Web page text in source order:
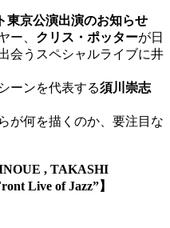
東京公演出演のお知らせ
ー、 クリス・ポッターが日
会うスペシャルライブに井
ーンを代表する須川崇志
が何を描くのか、要注目な
, TAKASHI
Live of Jazz”】